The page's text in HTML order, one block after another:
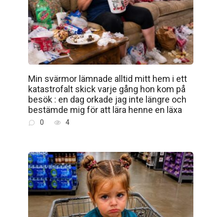
Min svärmor lämnade alltid mitt hem i ett
katastrofalt skick varje gång hon kom på
besök : en dag orkade jag inte längre och
bestämde mig för att lära henne en läxa
0 4